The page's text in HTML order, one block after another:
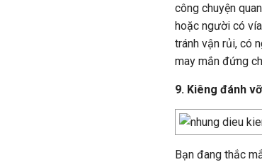
công chuyện
hoặc người có
tránh vận rủi, có
may mắn đứng
9. Kiêng đánh
Bạn đang thắc